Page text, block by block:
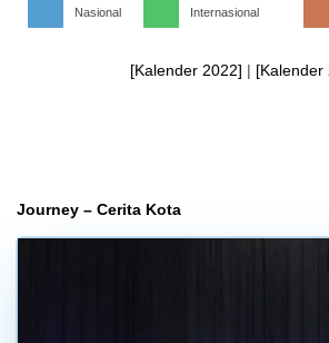
Nasional Internasional
[Kalender 2022] | [Kalender
Journey – Cerita Kota